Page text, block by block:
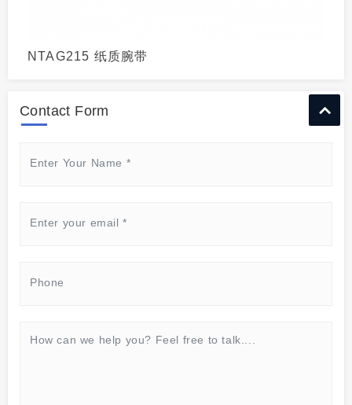
NTAG215 纸质腕带
Contact Form